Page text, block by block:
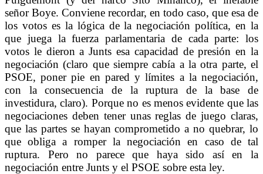
señor Boye. Conviene recordar, en todo caso, que esa de
los votos es la lógica de la negociación política, en la
que juega la fuerza parlamentaria de cada parte: los
votos le dieron a Junts esa capacidad de presión en la
negociación (claro que siempre cabía a la otra parte, el
PSOE, poner pie en pared y límites a la negociación,
con la consecuencia de la ruptura de la base de
investidura, claro). Porque no es menos evidente que las
negociaciones deben tener unas reglas de juego claras,
que las partes se hayan comprometido a no quebrar, lo
que obliga a romper la negociación en caso de tal
ruptura. Pero no parece que haya sido así en la
negociación entre Junts y el PSOE sobre esta ley.